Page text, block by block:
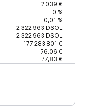
2 039 €
0 %
0,01 %
2 322 963 DSOL
2 322 963 DSOL
177 283 801 €
76,06 €
77,83 €